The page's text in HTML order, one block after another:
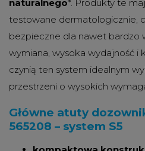
naturalnego*. Produkty te
testowane dermatologicznie,
bezpieczne dla nawet bardzo
wymiana, wysoka wydajność
czynią ten system idealnym
przestrzeni o wysokich
Główne atuty
565208 – system S5